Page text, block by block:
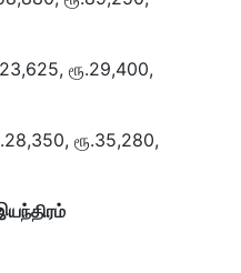
ரூ.29,400,
ரூ.35,280,